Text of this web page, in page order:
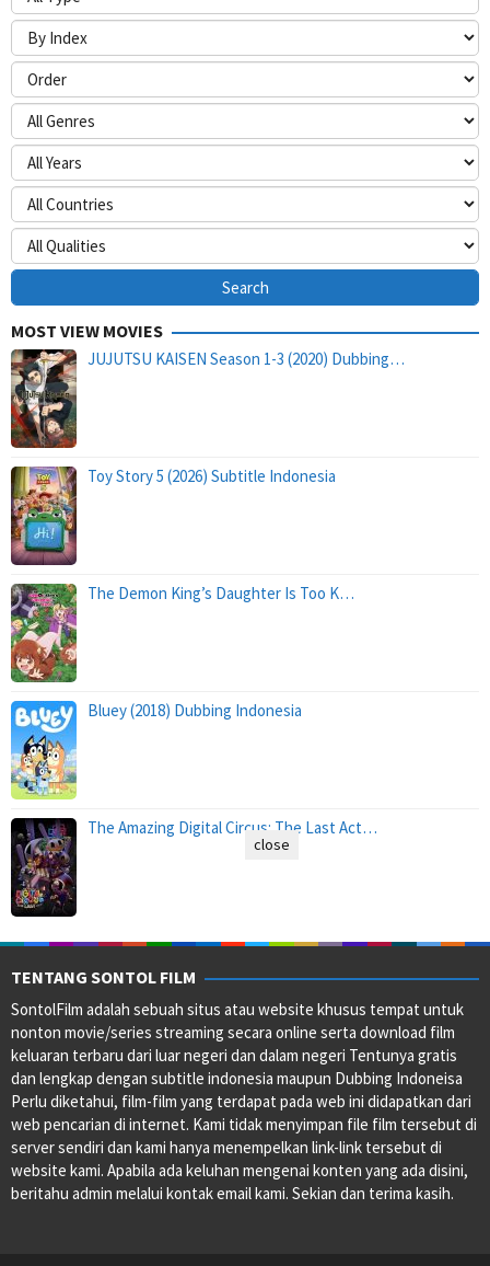
MOST VIEW MOVIES
JUJUTSU KAISEN Season 1-3 (2020) Dubbing…
Toy Story 5 (2026) Subtitle Indonesia
The Demon King’s Daughter Is Too K…
Bluey (2018) Dubbing Indonesia
The Amazing Digital Circus: The Last Act…
TENTANG SONTOL FILM
SontolFilm adalah sebuah situs atau website khusus tempat untuk
nonton movie/series streaming secara online serta download film
keluaran terbaru dari luar negeri dan dalam negeri Tentunya gratis
dan lengkap dengan subtitle indonesia maupun Dubbing Indoneisa
Perlu diketahui, film-film yang terdapat pada web ini didapatkan dari
web pencarian di internet. Kami tidak menyimpan file film tersebut di
server sendiri dan kami hanya menempelkan link-link tersebut di
website kami. Apabila ada keluhan mengenai konten yang ada disini,
beritahu admin melalui kontak email kami. Sekian dan terima kasih.
close